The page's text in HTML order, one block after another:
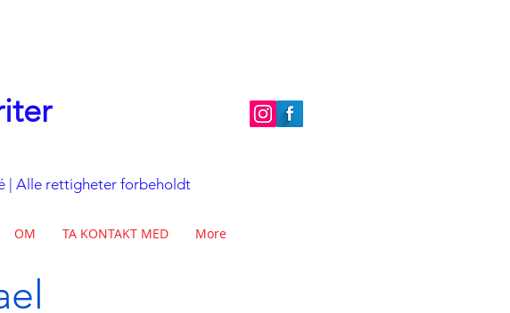
| Alle rettigheter forbeholdt
OM TA KONTAKT MED More